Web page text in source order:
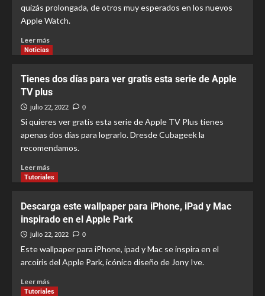
quizás prolongada, de otros muy esperados en los nuevos
Apple Watch.
Leer más
Noticias
Tienes dos días para ver gratis esta serie de Apple
TV plus
julio 22, 2022 0
Si quieres ver gratis esta serie de Apple TV Plus tienes
apenas dos días para lograrlo. Dresde Cubageek la
recomendamos.
Leer más
Tutoriales
Descarga este wallpaper para iPhone, iPad y Mac
inspirado en el Apple Park
julio 22, 2022 0
Este wallpaper para iPhone, ipad y Mac se inspira en el
arcoiris del Apple Park, icónico diseño de Jony Ive.
Leer más
Tutoriales